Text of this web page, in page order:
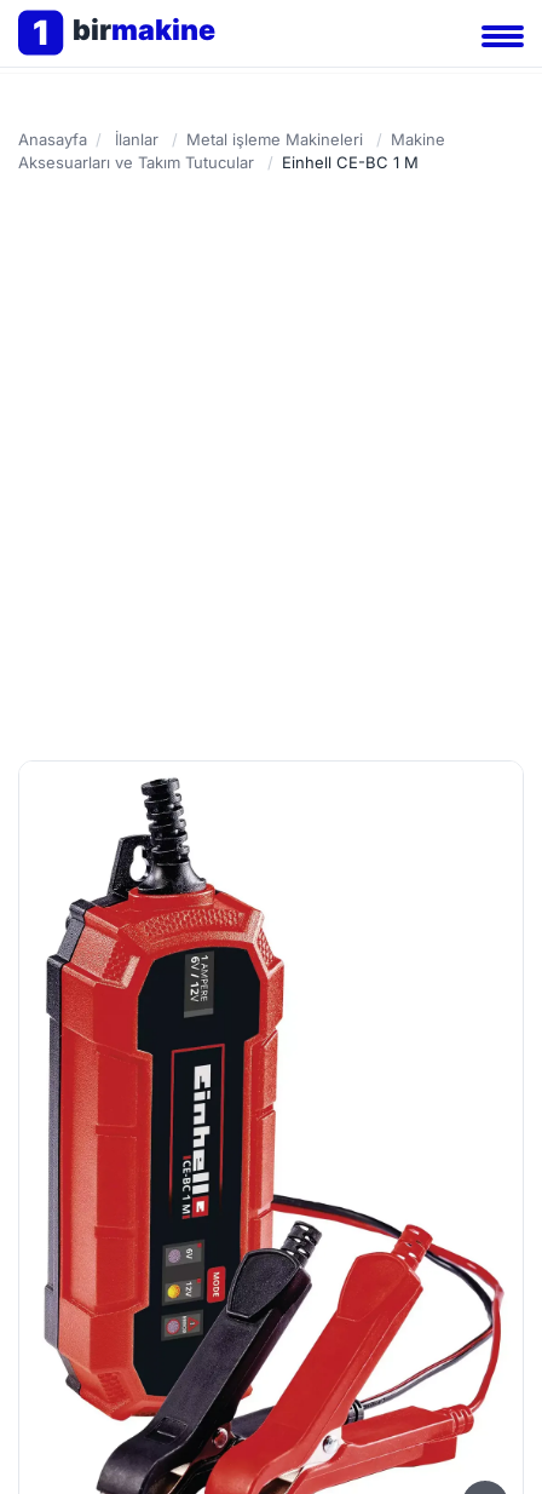
1 birmakine
Anasayfa / İlanlar / Metal işleme Makineleri / Makine
Aksesuarları ve Takım Tutucular
/ Einhell CE-BC 1 M